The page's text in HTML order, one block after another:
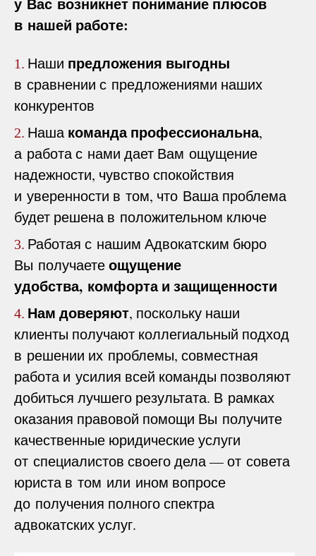
в нашей работе:
1. Наши предложения выгодны
в сравнении с предложениями наших
конкурентов
2. Нашакоманда профессиональна,
а работа с нами дает Вам ощущение
надежности, чувство спокойствия
и уверенности в том, что Ваша проблема
будет решена в положительном ключе
3. Работая с нашим Адвокатским бюро
Вы получаетеощущение
удобства, комфорта и защищенности
4. Нам доверяют, поскольку наши
клиенты получают коллегиальный подход
в решении их проблемы, совместная
работа и усилия всей команды позволяют
добиться лучшего результата. В рамках
оказания правовой помощи Вы получите
качественные юридические услуги
от специалистов своего дела — от совета
юриста в том или ином вопросе
до получения полного спектра
адвокатских услуг.